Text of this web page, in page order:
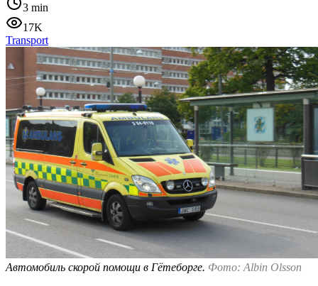
3 min
17K
Transport
Автомобиль скорой помощи в Гётеборге. Фото: Albin Olsson